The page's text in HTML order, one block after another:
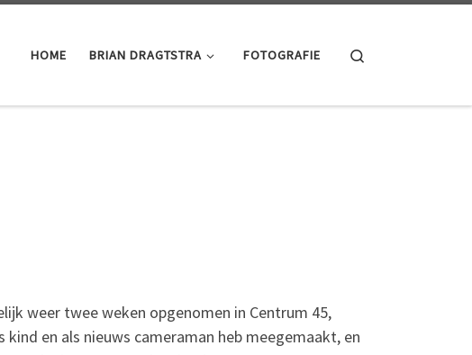
HOME BRIAN DRAGTSTRA FOTOGRAFIE
weer twee weken opgenomen in Centrum 45,
en als nieuws cameraman heb meegemaakt, en